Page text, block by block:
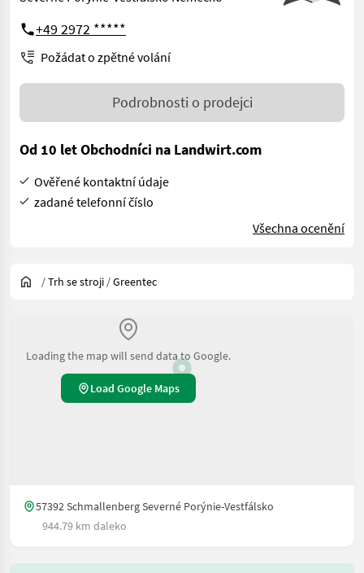
+49 2972 *****
Požádat o zpětné volání
Podrobnosti o prodejci
Od 10 let Obchodníci na Landwirt.com
Ověřené kontaktní údaje
zadané telefonní číslo
Všechna ocenění
/Trh se stroji /Greentec
Loading the map will send data to Google.
Load Google Maps
57392 Schmallenberg Severné Porýnie-Vestfálsko
944.79 km daleko